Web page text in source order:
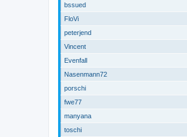
bssued
FloVi
peterjend
Vincent
Evenfall
Nasenmann72
porschi
fwe77
manyana
toschi